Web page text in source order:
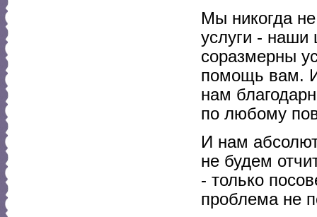
Мы никогда
услуги - наши
соразмерны
помощь вам. И
нам
по любому
И нам
не будем
- только
проблема не